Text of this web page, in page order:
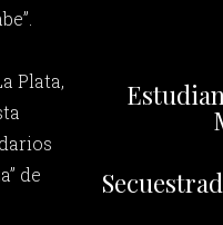
Plata,
de